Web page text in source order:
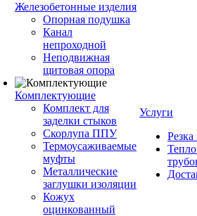
Железобетонные изделия
Опорная подушка
Канал
непроходной
Неподвижная
щитовая опора
Комплектующие
Комплект для
заделки стыков
Скорлупа ППУ
Термоусаживаемые
муфты
Металлические
заглушки изоляции
Кожух
оцинкованный
Услуги
Резка